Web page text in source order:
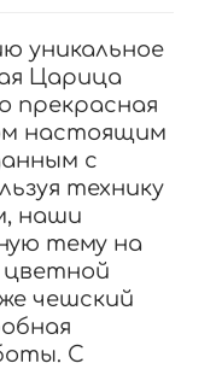
уникальное
Царица
прекрасная
настоящим
с
технику
наши
тему на
цветной
чешский
С